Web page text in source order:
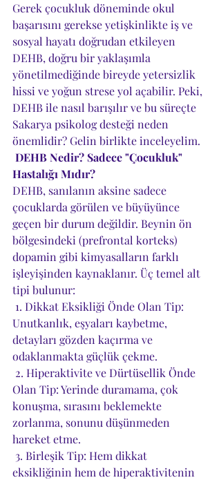
Gerek çocukluk döneminde okul
başarısını gerekse yetişkinlikte iş ve
sosyal hayatı doğrudan etkileyen
DEHB, doğru bir yaklaşımla
yönetilmediğinde bireyde yetersizlik
hissi ve yoğun strese yol açabilir. Peki,
DEHB ile nasıl barışılır ve bu süreçte
Sakarya psikolog desteği neden
önemlidir? Gelin birlikte inceleyelim.
Hastalığı Mıdır?
DEHB, sanılanın aksine sadece
çocuklarda görülen ve büyüyünce
geçen bir durum değildir. Beynin ön
bölgesindeki (prefrontal korteks)
dopamin gibi kimyasalların farklı
işleyişinden kaynaklanır. Üç temel alt
tipi bulunur:
Unutkanlık, eşyaları kaybetme,
detayları gözden kaçırma ve
odaklanmakta güçlük çekme.
Olan Tip: Yerinde duramama, çok
konuşma, sırasını beklemekte
zorlanma, sonunu düşünmeden
hareket etme.
eksikliğinin hem de hiperaktivitenin